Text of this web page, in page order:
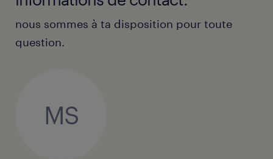
nous sommes à ta disposition pour toute
question.
MS